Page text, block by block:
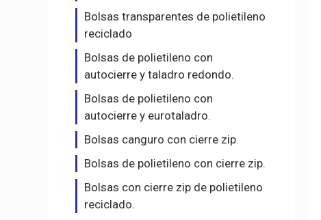
Bolsas transparentes de polietileno
reciclado
Bolsas de polietileno con
autocierre y taladro redondo.
Bolsas de polietileno con
autocierre y eurotaladro.
Bolsas canguro con cierre zip.
Bolsas de polietileno con cierre zip.
Bolsas con cierre zip de polietileno
reciclado.